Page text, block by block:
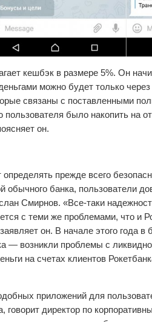
кешбэк в размере 5%. Он
можно будет только через
связаны с поставленными
было накопить на
он.
прежде всего
обычного банка, пользователи
Смирнов. «Все-таки
с теми же проблемами, что и
он. В начале этого года
— возникли проблемы с
на счетах клиентов
приложений для
директор по